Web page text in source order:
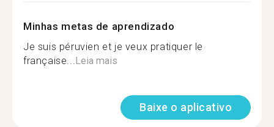
Minhas metas de aprendizado
Je suis péruvien et je veux pratiquer le
française...Leia mais
Baixe o aplicativo